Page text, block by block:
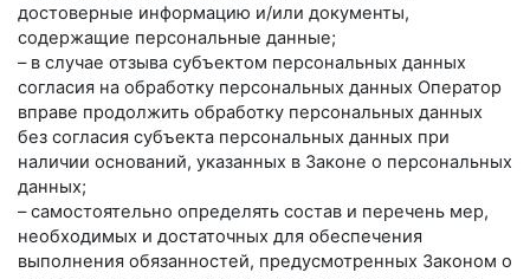
достоверные информацию и/или документы,
содержащие персональные данные;
– в случае отзыва субъектом персональных данных
согласия на обработку персональных данных Оператор
вправе продолжить обработку персональных данных
без согласия субъекта персональных данных при
наличии оснований, указанных в Законе о персональных
данных;
– самостоятельно определять состав и перечень мер,
необходимых и достаточных для обеспечения
выполнения обязанностей, предусмотренных Законом о